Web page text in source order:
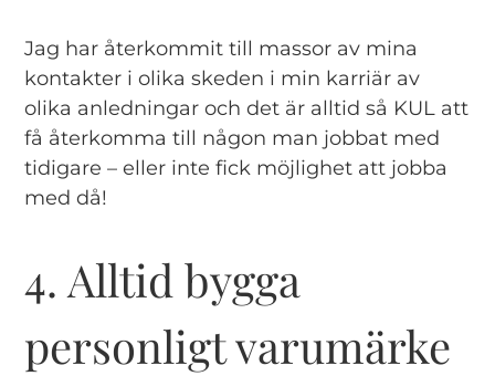
Jag har återkommit till massor av mina
kontakter i olika skeden i min karriär av
olika anledningar och det är alltid så KUL att
få återkomma till någon man jobbat med
tidigare – eller inte fick möjlighet att jobba
med då!
4. Alltid bygga
personligt varumärke